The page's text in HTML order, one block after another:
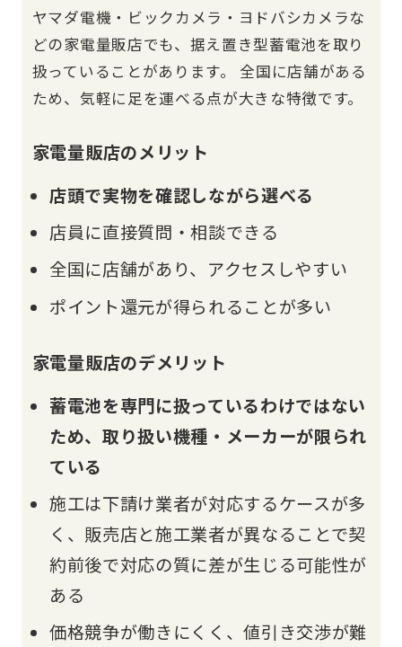
ヤマダ電機・ビックカメラ・ヨドバシカメラな
どの家電量販店でも、据え置き型蓄電池を取り
扱っていることがあります。 全国に店舗がある
ため、気軽に足を運べる点が大きな特徴です。
家電量販店のメリット
店頭で実物を確認しながら選べる
店員に直接質問・相談できる
全国に店舗があり、アクセスしやすい
ポイント還元が得られることが多い
家電量販店のデメリット
蓄電池を専門に扱っているわけではない
ため、取り扱い機種・メーカーが限られ
ている
施工は下請け業者が対応するケースが多
く、販売店と施工業者が異なることで契
約前後で対応の質に差が生じる可能性が
ある
価格競争が働きにくく、値引き交渉が難